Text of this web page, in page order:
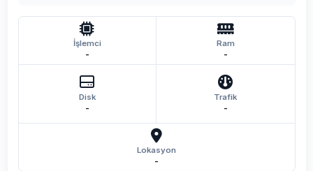
İşlemci
-
Ram
-
Disk
-
Trafik
-
Lokasyon
-